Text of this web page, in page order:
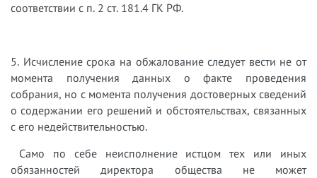
соответствии с п. 2 ст. 181.4 ГК РФ.
5. Исчисление срока на обжалование следует вести не от
момента получения данных о факте проведения
собрания, но с момента получения достоверных сведений
о содержании его решений и обстоятельствах, связанных
с его недействительностью.
Само по себе неисполнение истцом тех или иных
обязанностей директора общества не может